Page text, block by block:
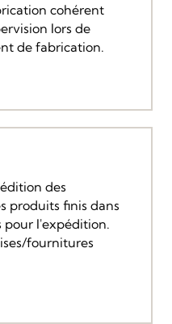
cohérent
lors de
de fabrication.
des
produits finis dans
l'expédition.
fournitures